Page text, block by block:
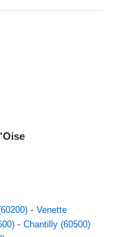
Venette
Chantilly (60500)